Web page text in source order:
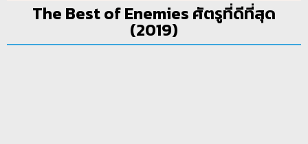
The Best of Enemies ศัตรูที่ดีที่สุด
(2019)